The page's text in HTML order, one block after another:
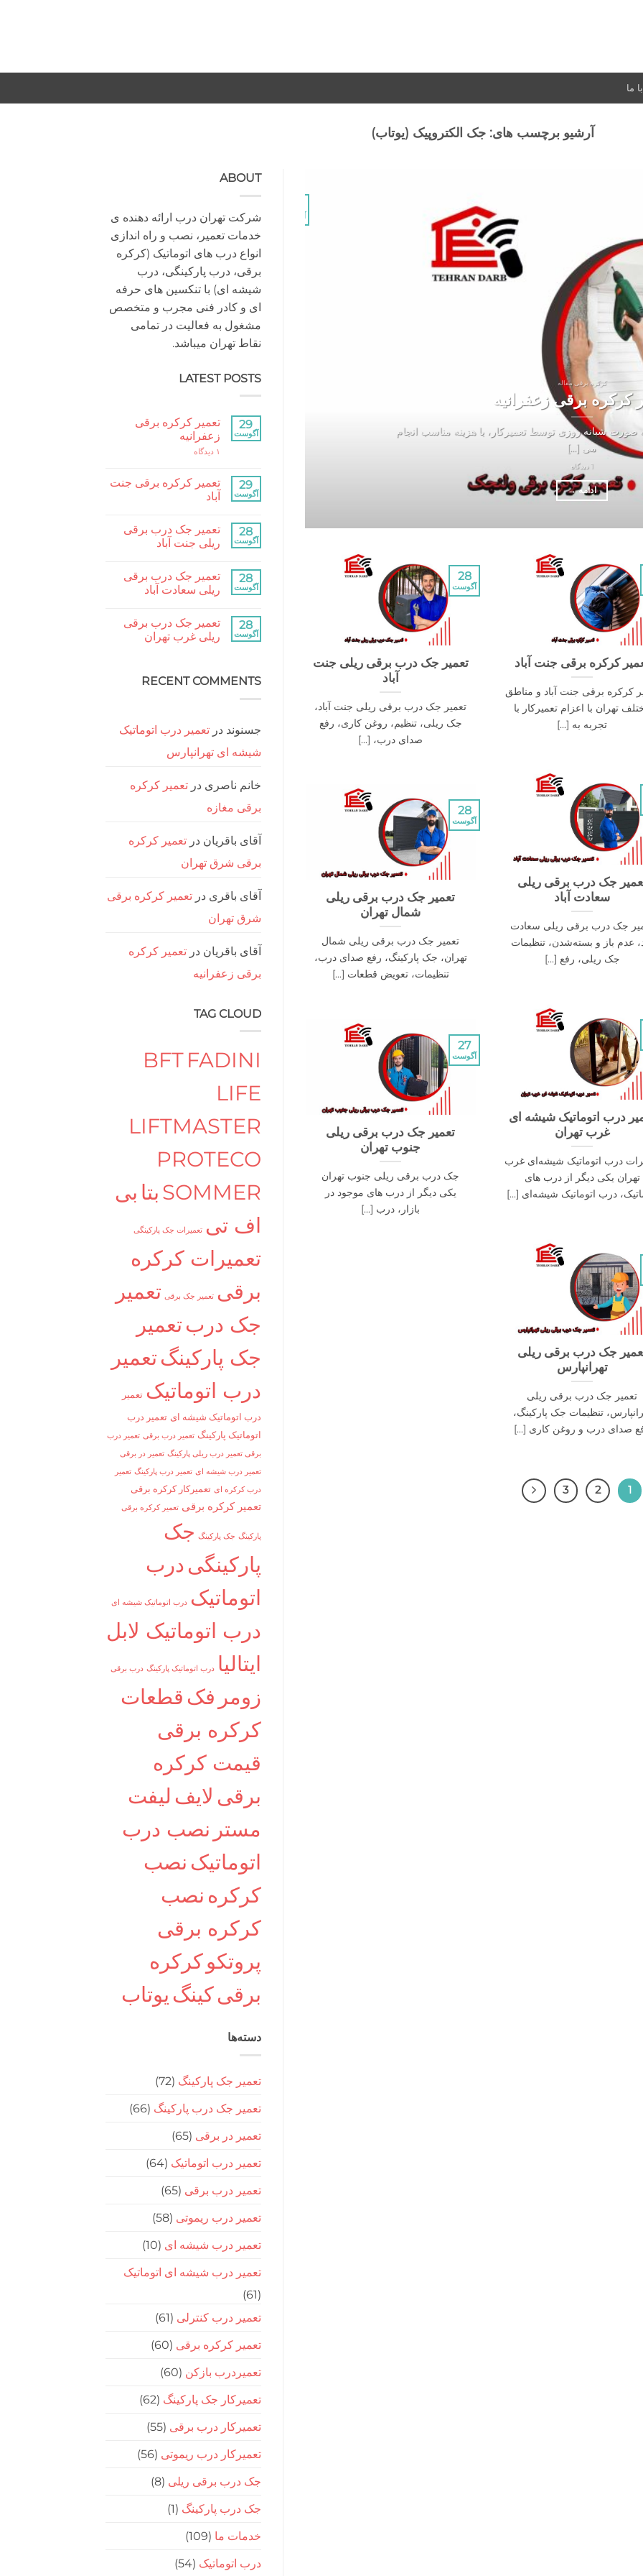
ما
آرشیو برچسب های:جک الکتروپیک (یوتاب)
کرکره برقی مقاله
کرکره برقی زعفرانیه
صورت شبانه روزی توسط تعمیرکار، با هزینه مناسب انجام
می [...]
1 دیدگاه
ادامه→
آگوست
کرکره برقی جنت آباد
کرکره برقی جنت آباد و مناطق
تهران با اعزام تعمیرکار با
تجربه به [...]
تعمیر جک درب برقی ریلی جنت
آباد
‌تعمیر جک درب برقی ریلی جنت آباد،
جک ریلی، تنظیم، روغن کاری، رفع
صدای درب، [...]
28
آگوست
جک درب برقی ریلی
سعادت آباد
جک درب برقی ریلی سعادت
عدم باز و بسته‌شدن، تنظیمات
جک ریلی، رفع [...]
تعمیر جک درب برقی ریلی
شمال تهران
تعمیر جک درب برقی ریلی شمال
تهران، جک پارکینگ، رفع صدای درب،
تنظیمات، تعویض قطعات [...]
28
آگوست
درب اتوماتیک شیشه ای
غرب تهران
درب اتوماتیک شیشه‌ای غرب
تهران یکی دیگر از درب های
درب اتوماتیک شیشه‌ای [...]
تعمیر جک درب برقی ریلی
جنوب تهران
جک درب برقی ریلی جنوب تهران
یکی دیگر از درب های موجود در
بازار، درب [...]
27
آگوست
جک درب برقی ریلی
تهرانپارس
تعمیر جک درب برقی ریلی
تنظیمات جک پارکینگ،
صدای درب و روغن کاری [...]
1
2
3
ABOUT
شرکت تهران درب ارائه دهنده ی
خدمات تعمیر، نصب و راه اندازی
انواع درب های اتوماتیک (کرکره
برقی، درب پارکینگی، درب
شیشه ای) با تنکسین های حرفه
ای و کادر فنی مجرب و متخصص
مشغول به فعالیت در تمامی
نقاط تهران میباشد.
LATEST POSTS
29
آگوست
تعمیر کرکره برقی
زعفرانیه
۱ دیدگاه
برای
برقی
زعفرانیه
29
آگوست
تعمیر کرکره برقی جنت
آباد
برای
تعمیر
کرکره
آباد
ثبت
نشده
28
آگوست
تعمیر جک درب برقی
ریلی جنت آباد
برای
تعمیر
جک
ریلی
جنت
آباد
ثبت
نشده
28
آگوست
تعمیر جک درب برقی
ریلی سعادت آباد
برای
تعمیر
جک
سعادت
آباد
ثبت
نشده
28
آگوست
تعمیر جک درب برقی
ریلی غرب تهران
تعمیر
جک
غرب
تهران
نشده
RECENT COMMENTS
جسنوند درتعمیر درب اتوماتیک
شیشه ای تهرانپارس
خانم ناصری درتعمیر کرکره
برقی مغازه
آقای باقریان درتعمیر کرکره
برقی شرق تهران
آقای باقری درتعمیر کرکره برقی
شرق تهران
آقای باقریان درتعمیر کرکره
برقی زعفرانیه
TAG CLOUD
BFT FADINI
LIFE
LIFTMASTER
PROTECO
SOMMER بتا بی
اف تی تعمیرات جک پارکینگی
تعمیرات کرکره
برقی تعمیر جک برقی تعمیر
جک درب تعمیر
جک پارکینگ تعمیر
درب اتوماتیک تعمیر
درب اتوماتیک شیشه ای تعمیر درب
اتوماتیک پارکینگ تعمیر درب برقی تعمیر درب
برقی تعمیر درب ریلی پارکینگ تعمیر در برقی
تعمیر درب شیشه ای تعمیر درب پارکینگ تعمیر
درب کرکره ای تعمیرکار کرکره برقی
تعمیر کرکره برقی تعمیر کرکره برقی
پارکینگ جک پارکینگ جک
پارکینگی درب
اتوماتیک درب اتوماتیک شیشه ای
درب اتوماتیک لابل
ایتالیا درب اتوماتیک پارکینگ درب برقی
زومر فک قطعات
کرکره برقی
قیمت کرکره
برقی لایف لیفت
مستر نصب درب
اتوماتیک نصب
کرکره نصب
کرکره برقی
پروتکوکرکره
برقیکینگ یوتاب
دسته‌ها
تعمیر جک پارکینگ (72)
تعمیر جک درب پارکینگ (66)
تعمیر در برقی (65)
تعمیر درب اتوماتیک (64)
تعمیر درب برقی (65)
تعمیر درب ریموتی (58)
تعمیر درب شیشه ای (10)
تعمیر درب شیشه ای اتوماتیک
(61)
تعمیر درب کنترلی (61)
تعمیر کرکره برقی (60)
تعمیردرب بازکن (60)
تعمیرکار جک پارکینگ (62)
تعمیرکار درب برقی (55)
تعمیرکار درب ریموتی (56)
جک درب برقی ریلی (8)
جک درب پارکینگ (1)
خدمات ما (109)
درب اتوماتیک (54)